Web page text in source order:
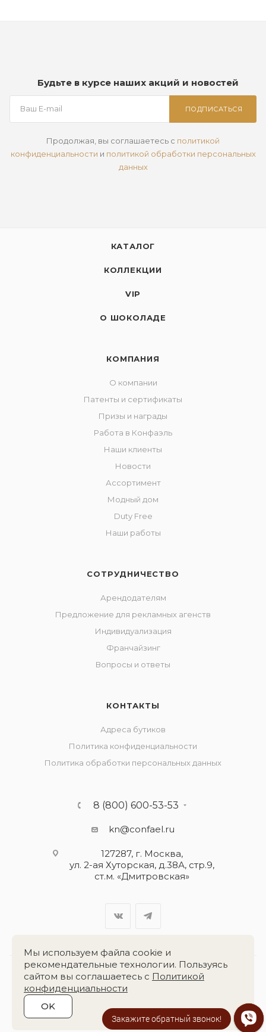
Будьте в курсе наших акций и новостей
ПОДПИСАТЬСЯ
Продолжая, вы соглашаетесь с политикой
конфиденциальности и политикой обработки персональных
данных
КАТАЛОГ
КОЛЛЕКЦИИ
VIP
О ШОКОЛАДЕ
КОМПАНИЯ
О компании
Патенты и сертификаты
Призы и награды
Работа в Конфаэль
Наши клиенты
Новости
Ассортимент
Модный дом
Duty Free
Наши работы
СОТРУДНИЧЕСТВО
Арендодателям
Предложение для рекламных агенств
Индивидуализация
Франчайзинг
Вопросы и ответы
КОНТАКТЫ
Адреса бутиков
Политика конфиденциальности
Политика обработки персональных данных
8 (800) 600-53-53
kn@confael.ru
127287, г. Москва,
ул. 2-ая Хуторская, д.38А, стр.9,
ст.м. «Дмитровская»
Разработка сайта:
2026 © Группа компаний«Конфаэль»
Мы используем файла cookie и
рекомендательные технологии. Пользуясь
сайтом вы соглашаетесь с Политикой
конфиденциальности
OK
Напишите нам в Max!
Закажите обратный звонок!